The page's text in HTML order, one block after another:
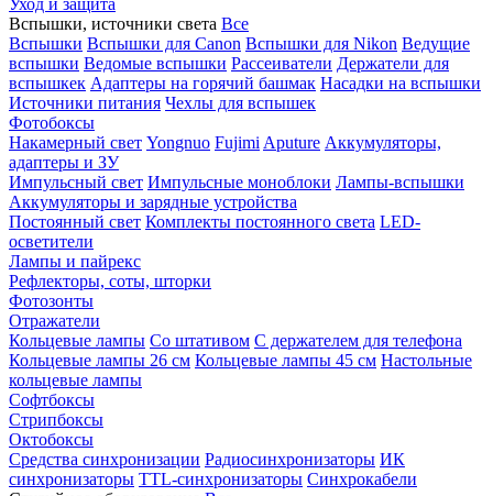
Уход и защита
Вспышки, источники света Все
Вспышки Вспышки для Canon Вспышки для Nikon Ведущие
вспышки Ведомые вспышки Рассеиватели Держатели для
вспышкек Адаптеры на горячий башмак Насадки на вспышки
Источники питания Чехлы для вспышек
Фотобоксы
Накамерный свет Yongnuo Fujimi Aputure Аккумуляторы,
адаптеры и ЗУ
Импульсный свет Импульсные моноблоки Лампы-вспышки
Аккумуляторы и зарядные устройства
Постоянный свет Комплекты постоянного света LED-
осветители
Лампы и пайрекс
Рефлекторы, соты, шторки
Фотозонты
Отражатели
Кольцевые лампы Со штативом С держателем для телефона
Кольцевые лампы 26 см Кольцевые лампы 45 см Настольные
кольцевые лампы
Софтбоксы
Стрипбоксы
Октобоксы
Средства синхронизации Радиосинхронизаторы ИК
синхронизаторы TTL-синхронизаторы Синхрокабели